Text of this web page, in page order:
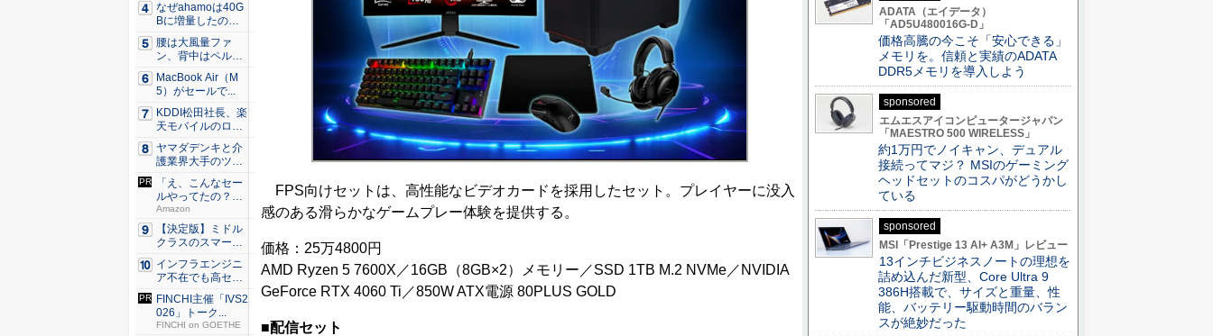
FPS向けセットは、高性能なビデオカードを採用したセット。プレイヤーに没入
感のある滑らかなゲームプレー体験を提供する。
価格：25万4800円
AMD Ryzen 5 7600X／16GB（8GB×2）メモリー／SSD 1TB M.2 NVMe／NVIDIA
GeForce RTX 4060 Ti／850W ATX電源 80PLUS GOLD
■配信セット
なぜahamoは40G
Bに増量したの
か ...
腰は大風量ファ
ン、背中はペルチ
ェ冷却。ダ...
MacBook Air（M
5）がセールで...
KDDI松田社長、楽
天モバイルのロー
ミン...
ヤマダデンキと介
護業界大手のツク
イが協業...
「え、こんなセー
ルやってたの？」
80％O...
Amazon
【決定版】ミドル
クラスのスマート
フォンの...
インフラエンジニ
ア不在でも高セキ
ュリティ...
FINCHI主催「IVS2
026」トーク...
FINCHI on GOETHE
ADATA（エイデータ）
「AD5U480016G-D」
価格高騰の今こそ「安心できる」
メモリを。信頼と実績のADATA
DDR5メモリを導入しよう
sponsored
エムエスアイコンピュータージャパン
「MAESTRO 500 WIRELESS」
約1万円でノイキャン、デュアル
接続ってマジ？ MSIのゲーミング
ヘッドセットのコスパがどうかし
ている
sponsored
MSI「Prestige 13 AI+ A3M」レビュー
13インチビジネスノートの理想を
詰め込んだ新型、Core Ultra 9
386H搭載で、サイズと重量、性
能、バッテリー駆動時間のバラン
スが絶妙だった